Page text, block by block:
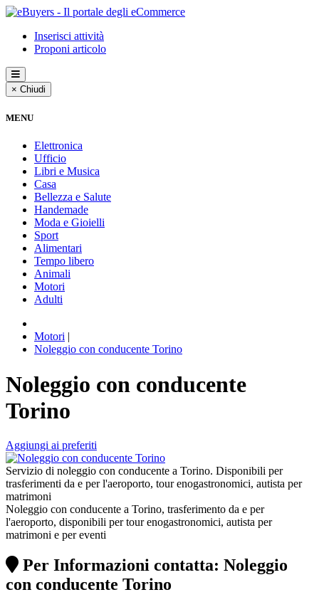
Inserisci attività
Proponi articolo
× Chiudi
MENU
Elettronica
Ufficio
Libri e Musica
Casa
Bellezza e Salute
Handemade
Moda e Gioielli
Sport
Alimentari
Tempo libero
Animali
Motori
Adulti
Motori |
Noleggio con conducente Torino
Noleggio con conducente
Torino
Aggiungi ai preferiti
Servizio di noleggio con conducente a Torino. Disponibili per
trasferimenti da e per l'aeroporto, tour enogastronomici, autista per
matrimoni
Noleggio con conducente a Torino, trasferimento da e per
l'aeroporto, disponibili per tour enogastronomici, autista per
matrimoni e per eventi
Per Informazioni contatta: Noleggio
con conducente Torino